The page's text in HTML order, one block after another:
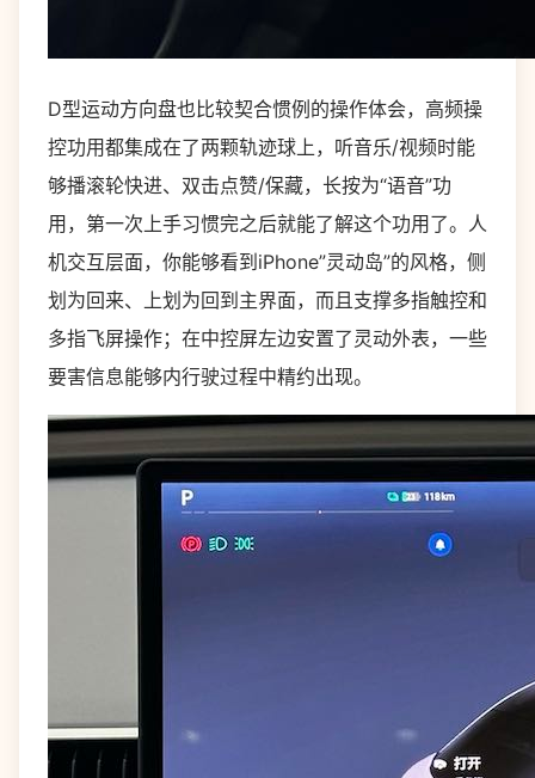
D型运动方向盘也比较契合惯例的操作体会，高频操
控功用都集成在了两颗轨迹球上，听音乐/视频时能
够播滚轮快进、双击点赞/保藏，长按为“语音”功
用，第一次上手习惯完之后就能了解这个功用了。人
机交互层面，你能够看到iPhone”灵动岛”的风格，侧
划为回来、上划为回到主界面，而且支撑多指触控和
多指飞屏操作；在中控屏左边安置了灵动外表，一些
要害信息能够内行驶过程中精约出现。